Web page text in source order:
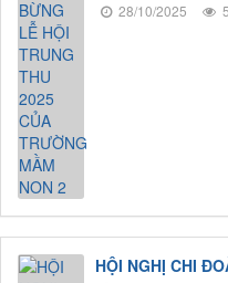
28/10/2025
HỘI NGHỊ CHI